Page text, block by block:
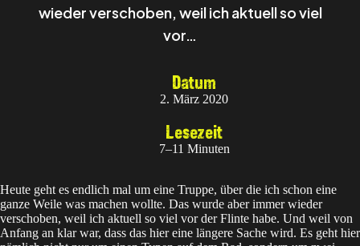
wieder verschoben, weil ich aktuell so viel
vor…
Datum
2. März 2020
Lesezeit
7–11 Minuten
Heute geht es endlich mal um eine Truppe, über die ich schon eine
ganze Weile was machen wollte. Das wurde aber immer wieder
verschoben, weil ich aktuell so viel vor der Flinte habe. Und weil von
Anfang an klar war, dass das hier eine längere Sache wird. Es geht hier